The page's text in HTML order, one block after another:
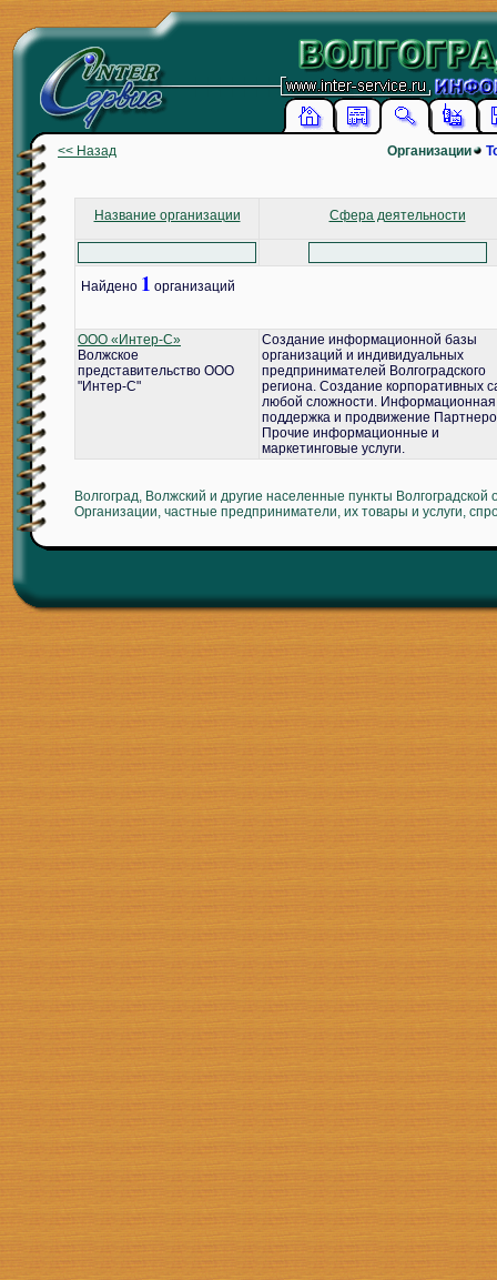
<< Назад Организации
Название организации Сфера деятельности
Найдено 1 организаций
ООО «Интер-С»
Волжское
представительство ООО
"Интер-С"
Создание информационной базы
организаций и индивидуальных
предпринимателей Волгоградского
региона. Создание корпоративных
любой сложности. Информационная
поддержка и продвижение
Прочие информационные и
маркетинговые услуги.
Волгоград, Волжский и другие населенные пункты Волгоградской
Организации, частные предприниматели, их товары и услуги,